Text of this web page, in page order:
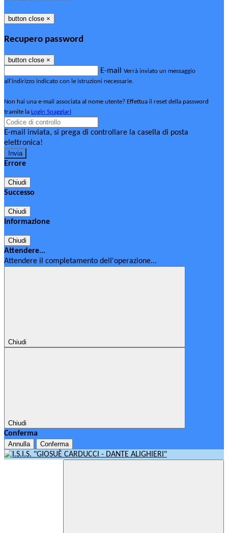
button close ×
Recupero password
button close ×
E-mail Verrà inviato un messaggio
all'indirizzo indicato con le istruzioni necessarie.
Non hai una e-mail associata al nome utente? Effettua il reset della password
tramite la Login Spaggiari
E-mail inviata, si prega di controllare la casella di posta
elettronica!
Errore
Chiudi
Successo
Chiudi
Informazione
Chiudi
Attendere...
Attendere il completamento dell'operazione...
Chiudi
Chiudi
Conferma
Annulla Conferma